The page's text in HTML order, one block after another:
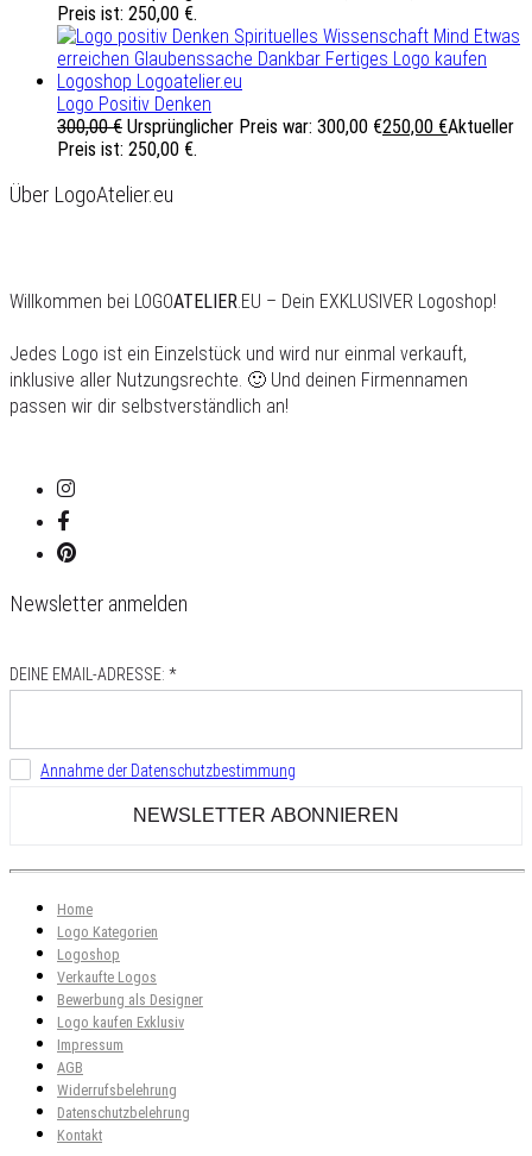
Preis ist: 250,00 €.
Logo Positiv Denken
300,00€ Ursprünglicher Preis war: 300,00 €250,00 €Aktueller
Preis ist: 250,00 €.
Über LogoAtelier.eu
Willkommen bei LOGOATELIER.EU – Dein EXKLUSIVER Logoshop!
Jedes Logo ist ein Einzelstück und wird nur einmal verkauft,
inklusive aller Nutzungsrechte. 🙂 Und deinen Firmennamen
passen wir dir selbstverständlich an!
Newsletter anmelden
DEINE EMAIL-ADRESSE: *
Annahme der Datenschutzbestimmung
Home
Logo Kategorien
Logoshop
Verkaufte Logos
Bewerbung als Designer
Logo kaufen Exklusiv
Impressum
AGB
Widerrufsbelehrung
Datenschutzbelehrung
Kontakt